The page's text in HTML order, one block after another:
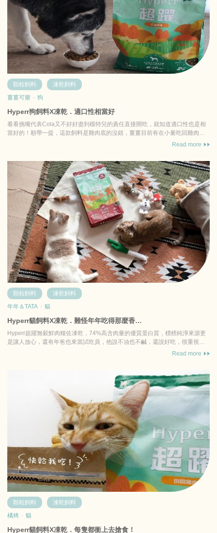
顆粒飼料
凍乾飼料
薑薑可樂 · 狗
Hyperr狗飼料X凍乾．適口性相當好
看看挑嘴代表Cola又不好好盡到模特兒的責任直接開吃，就知道適口性也是相
當好的！順帶一提，這款飼料是雞肉底的沒錯，薑薑目前有在小量吃回雞肉觀
Read more
顆粒飼料
凍乾飼料
年年＆TATA · 貓
Hyperr貓飼料X凍乾．難怪年年吃得那麼香…
Hyperr超躍無穀鮮肉糧佐凍乾，74%高含肉量的優質蛋白質，標榜純淨來源更
是讓人放心，還有年爸也來當試吃員，他說不油也不鹹，還說好吃，很重視食
Read more
顆粒飼料
凍乾飼料
橘烤 · 貓
Hyperr貓飼料X凍乾．每隻都衝上去搶食！